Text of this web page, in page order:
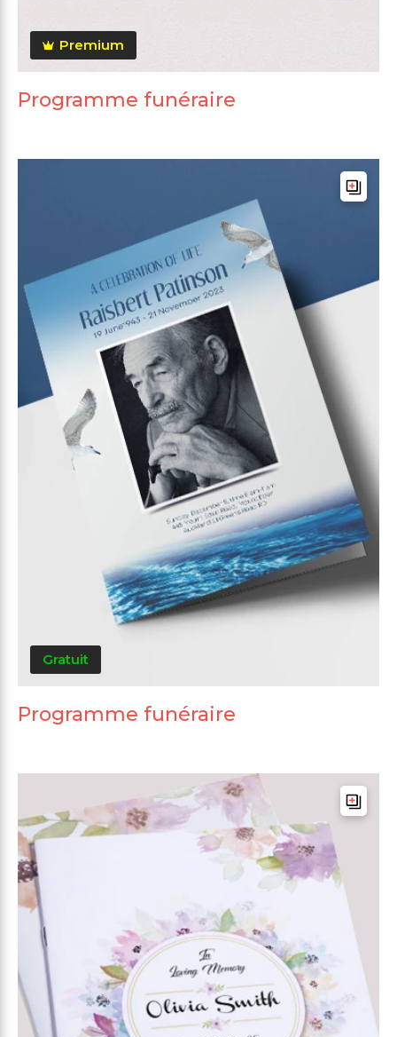
Premium
Programme funéraire
Gratuit
Programme funéraire